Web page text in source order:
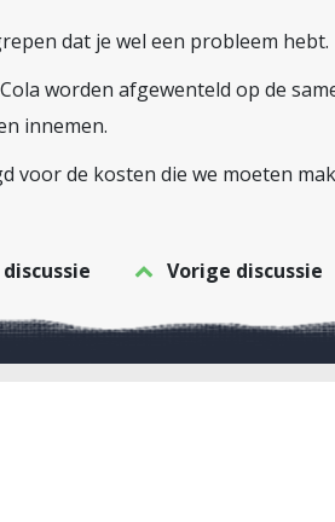
dat je wel een probleem hebt.
worden afgewenteld op de
innemen.
de kosten die we moeten
Vorige discussie